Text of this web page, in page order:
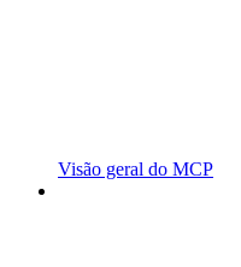
Visão geral do MCP